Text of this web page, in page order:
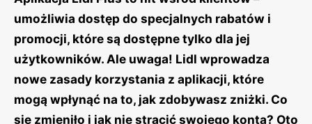
umożliwia dostęp do specjalnych rabatów i
promocji, które są dostępne tylko dla jej
użytkowników. Ale uwaga! Lidl wprowadza
nowe zasady korzystania z aplikacji, które
mogą wpłynąć na to, jak zdobywasz zniżki. Co
się zmieniło i jak nie stracić swojego konta? Oto